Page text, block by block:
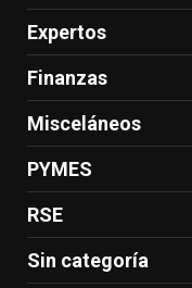
Expertos
Finanzas
Misceláneos
PYMES
RSE
Sin categoría